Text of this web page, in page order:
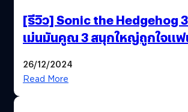
[รีวิว] Sonic the Hedgehog
เม่นมันคูณ 3 สนุกใหญ่ถูกใจแ
26/12/2024
Read More